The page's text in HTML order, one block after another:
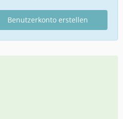
Benutzerkonto erstellen